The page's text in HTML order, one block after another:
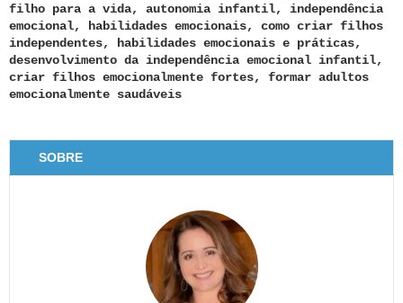
filho para a vida, autonomia infantil, independência
emocional, habilidades emocionais, como criar filhos
independentes, habilidades emocionais e práticas,
desenvolvimento da independência emocional infantil,
criar filhos emocionalmente fortes, formar adultos
emocionalmente saudáveis
SOBRE